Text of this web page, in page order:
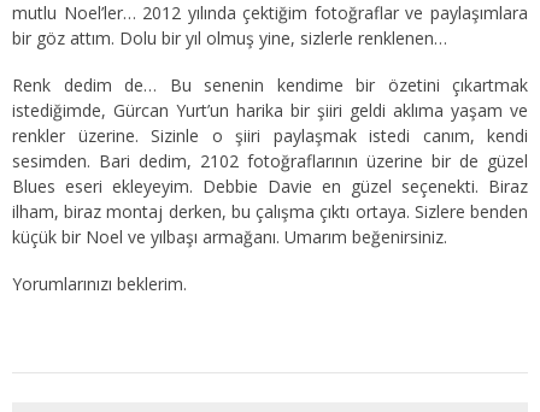
mutlu Noel’ler… 2012 yılında çektiğim fotoğraflar ve paylaşımlara
bir göz attım. Dolu bir yıl olmuş yine, sizlerle renklenen…
Renk dedim de… Bu senenin kendime bir özetini çıkartmak
istediğimde, Gürcan Yurt’un harika bir şiiri geldi aklıma yaşam ve
renkler üzerine. Sizinle o şiiri paylaşmak istedi canım, kendi
sesimden. Bari dedim, 2102 fotoğraflarının üzerine bir de güzel
Blues eseri ekleyeyim. Debbie Davie en güzel seçenekti. Biraz
ilham, biraz montaj derken, bu çalışma çıktı ortaya. Sizlere benden
küçük bir Noel ve yılbaşı armağanı. Umarım beğenirsiniz.
Yorumlarınızı beklerim.